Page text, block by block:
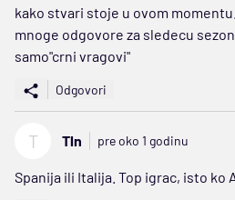
kako stvari stoje u ovom
mnoge odgovore za sledecu
samo"crni vragovi"
Odgovori
T Tln pre oko 1 godinu
Spanija ili Italija. Top igrac, isto ko